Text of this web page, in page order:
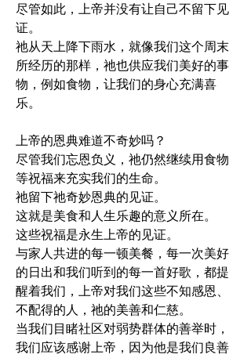
尽管如此，上帝并没有让自己不留下见
证。
祂从天上降下雨水，就像我们这个周末
所经历的那样，祂也供应我们美好的事
物，例如食物，让我们的身心充满喜
乐。
上帝的恩典难道不奇妙吗？
尽管我们忘恩负义，祂仍然继续用食物
等祝福来充实我们的生命。
祂留下祂奇妙恩典的见证。
这就是美食和人生乐趣的意义所在。
这些祝福是永生上帝的见证。
与家人共进的每一顿美餐，每一次美好
的日出和我们听到的每一首好歌，都提
醒着我们，上帝对我们这些不知感恩、
不配得的人，祂的美善和仁慈。
当我们目睹社区对弱势群体的善举时，
我们应该感谢上帝，因为他是我们良善